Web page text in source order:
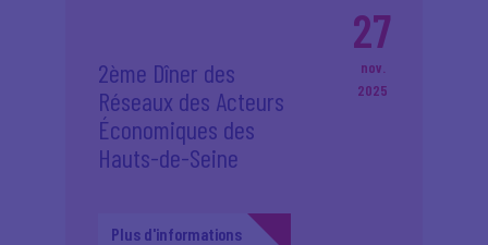
27
nov.
2025
2ème Dîner des
Réseaux des Acteurs
Économiques des
Hauts-de-Seine
Plus d'informations